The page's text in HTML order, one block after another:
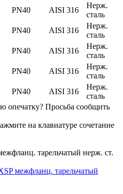
PN40 AISI 316
Нерж.
сталь
PN40 AISI 316
Нерж.
сталь
PN40 AISI 316
Нерж.
сталь
PN40 AISI 316
Нерж.
сталь
PN40 AISI 316
Нерж.
сталь
опечатку? Просьба сообщить
на клавиатуре сочетание
межфланц. тарельчатый